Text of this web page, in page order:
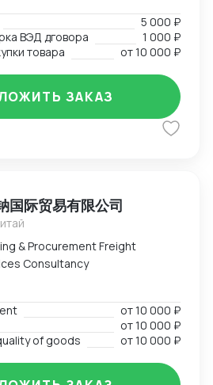
сфере запчастей, одежды,
Поиск
и проверка благонадежности
ведение закупки на
товаросопроводительной
на "белую" закупку и импорт
товара.
5 000 ₽
ВЭД дговора
1 000 ₽
товара
от10 000 ₽
ЗАКАЗ
国际贸易有限公司
Procurement Freight
Services Consultancy
от10 000 ₽
от10 000 ₽
of goods
от10 000 ₽